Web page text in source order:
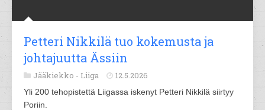
Petteri Nikkilä tuo kokemusta ja
johtajuutta Ässiin
Jääkiekko - Liiga 12.5.2026
Yli 200 tehopistettä Liigassa iskenyt Petteri Nikkilä siirtyy
Poriin.